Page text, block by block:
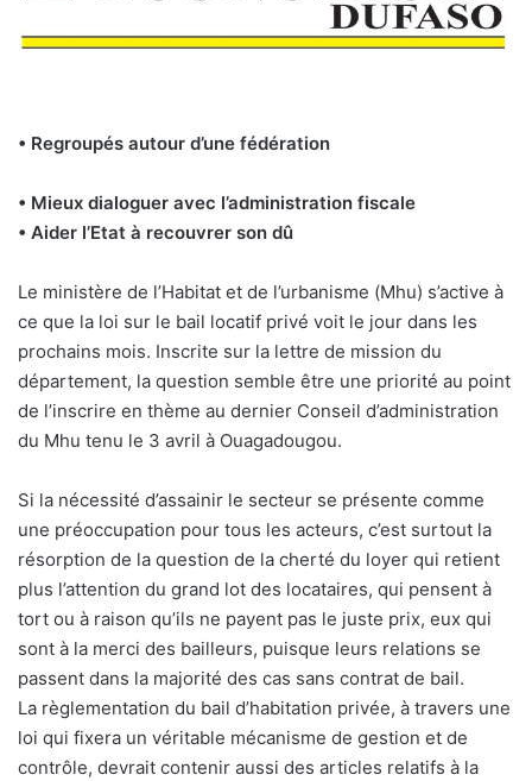
• Regroupés autour d’une fédération
• Mieux dialoguer avec l’administration fiscale
• Aider l’Etat à recouvrer son dû
Le ministère de l’Habitat et de l’urbanisme (Mhu) s’active à
ce que la loi sur le bail locatif privé voit le jour dans les
prochains mois. Inscrite sur la lettre de mission du
département, la question semble être une priorité au point
de l’inscrire en thème au dernier Conseil d’administration
du Mhu tenu le 3 avril à Ouagadougou.
Si la nécessité d’assainir le secteur se présente comme
une préoccupation pour tous les acteurs, c’est surtout la
résorption de la question de la cherté du loyer qui retient
plus l’attention du grand lot des locataires, qui pensent à
tort ou à raison qu’ils ne payent pas le juste prix, eux qui
sont à la merci des bailleurs, puisque leurs relations se
passent dans la majorité des cas sans contrat de bail.
La règlementation du bail d’habitation privée, à travers une
loi qui fixera un véritable mécanisme de gestion et de
contrôle, devrait contenir aussi des articles relatifs à la